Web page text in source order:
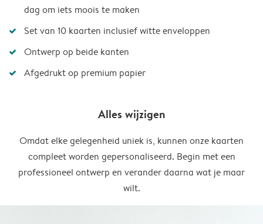
dag om iets moois te maken
Set van 10 kaarten inclusief witte enveloppen
Ontwerp op beide kanten
Afgedrukt op premium papier
Alles wijzigen
Omdat elke gelegenheid uniek is, kunnen onze kaarten
compleet worden gepersonaliseerd. Begin met een
professioneel ontwerp en verander daarna wat je maar
wilt.